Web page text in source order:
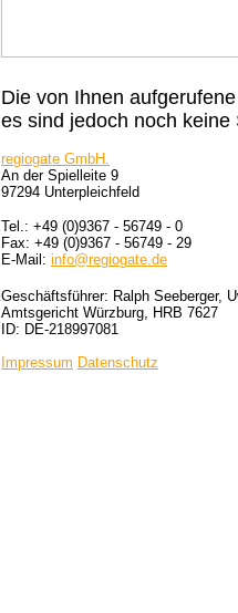
Die von Ihnen
es sind jedoch noch keine
regiogate GmbH.
An der Spielleite 9
97294 Unterpleichfeld
Tel.: +49 (0)9367 - 56749 - 0
Fax: +49 (0)9367 - 56749 - 29
E-Mail: info@regiogate.de
Geschäftsführer: Ralph Seeberger,
Amtsgericht Würzburg, HRB 7627
ID: DE-218997081
Impressum Datenschutz